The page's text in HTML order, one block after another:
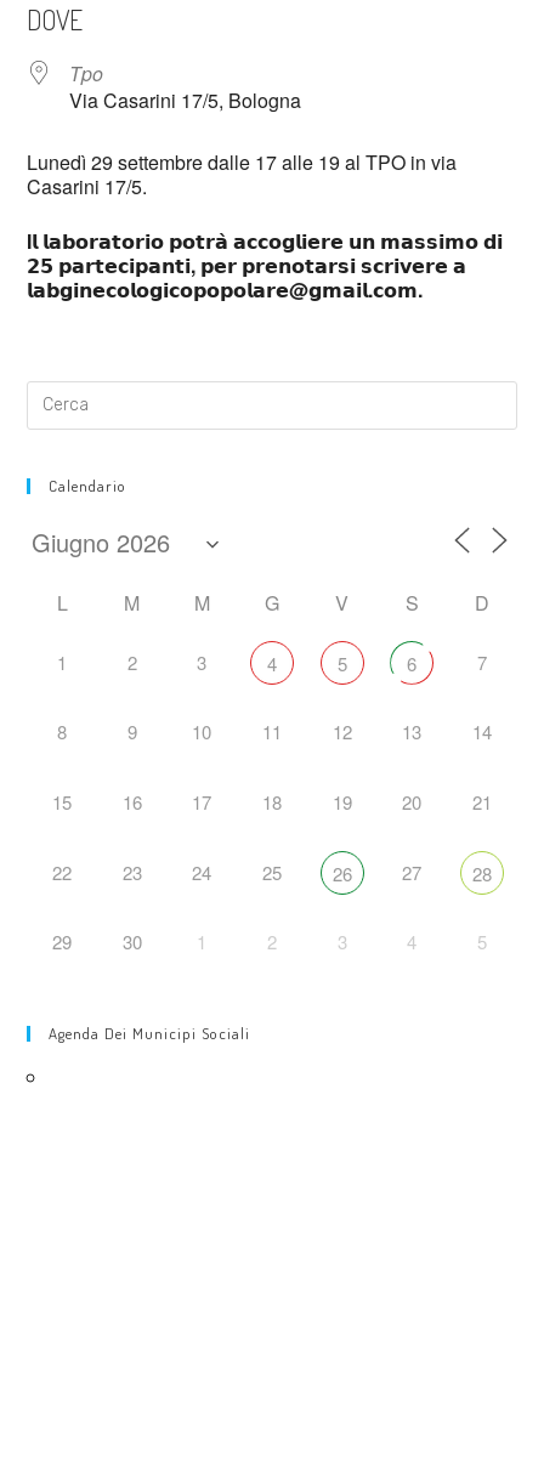
DOVE
Tpo
Via Casarini 17/5, Bologna
Lunedì 29 settembre dalle 17 alle 19 al TPO in via
Casarini 17/5.
I𝗹 𝗹𝗮𝗯𝗼𝗿𝗮𝘁𝗼𝗿𝗶𝗼 𝗽𝗼𝘁𝗿𝗮̀ 𝗮𝗰𝗰𝗼𝗴𝗹𝗶𝗲𝗿𝗲 𝘂𝗻 𝗺𝗮𝘀𝘀𝗶𝗺𝗼 𝗱𝗶
𝟮𝟱 𝗽𝗮𝗿𝘁𝗲𝗰𝗶𝗽𝗮𝗻𝘁𝗶, 𝗽𝗲𝗿 𝗽𝗿𝗲𝗻𝗼𝘁𝗮𝗿𝘀𝗶 𝘀𝗰𝗿𝗶𝘃𝗲𝗿𝗲 𝗮
𝗹𝗮𝗯𝗴𝗶𝗻𝗲𝗰𝗼𝗹𝗼𝗴𝗶𝗰𝗼𝗽𝗼𝗽𝗼𝗹𝗮𝗿𝗲@𝗴𝗺𝗮𝗶𝗹.𝗰𝗼𝗺.
Calendario
L M M G V S D
1 2 3 4 5 6 7
8 9 10 11 12 13 14
15 16 17 18 19 20 21
22 23 24 25 26 27 28
29 30 1 2 3 4 5
Agenda Dei Municipi Sociali